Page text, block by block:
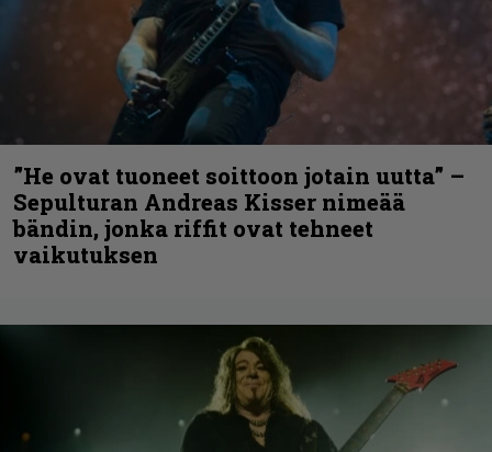
”He ovat tuoneet soittoon jotain uutta” –
Sepulturan Andreas Kisser nimeää
bändin, jonka riffit ovat tehneet
vaikutuksen